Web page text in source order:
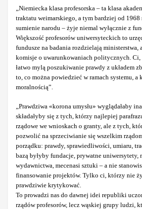
„Niemiecka klasa profesorska – ta klasa
traktatu weimarskiego, a tym bardziej od 1968
sumienie narodu – żyje niemal wyłącznie z
Większość profesorów uniwersyteckich to
fundusze na badania rozdzielają ministerstwa,
komisje o uwarunkowaniach politycznych. Ci,
łatwo mylą poszukiwanie prawdy z układem
to, co można powiedzieć w ramach systemu,
moralnością”.
„Prawdziwa «korona umysłu» wyglądałaby
składałyby się z tych, którzy najlepiej
rządowe we wnioskach o granty, ale z tych,
pozwolić na sprzeciwianie się wszelkim
porządku: prawdy, sprawiedliwości, umiaru,
bazą byłyby fundacje, prywatne uniwersytety,
wydawnictwa, mecenasi sztuki – a nie
finansowanie projektów. Tylko ci, którzy nie
prawdziwie krytykować.
To prowadzi nas do dawnej idei republiki
rządów profesorów, lecz wąskiej grupy ludzi,